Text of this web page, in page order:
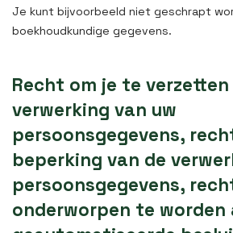
Je kunt bijvoorbeeld niet geschrapt
boekhoudkundige gegevens.
Recht om je te
verwerking van uw
persoonsgegevens,
beperking van de
persoonsgegevens,
onderworpen te worden